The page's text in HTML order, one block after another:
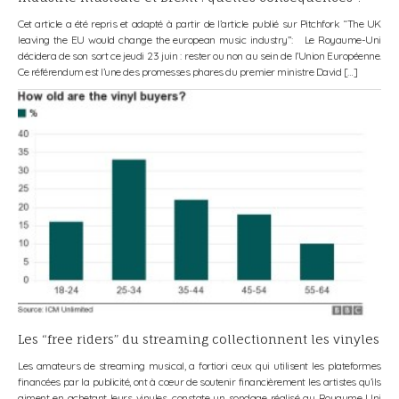
a été repris et adapté à partir de l’article publié sur Pitchfork “The UK
the EU would change the european music industry”: Le Royaume-Uni
de son sort ce jeudi 23 juin : rester ou non au sein de l’Union Européenne.
est l’une des promesses phares du premier ministre David […]
“free riders” du streaming collectionnent les vinyles
de streaming musical, a fortiori ceux qui utilisent les plateformes
par la publicité, ont à cœur de soutenir financièrement les artistes qu’ils
conformer
annonçons
Quelle
C’est LA